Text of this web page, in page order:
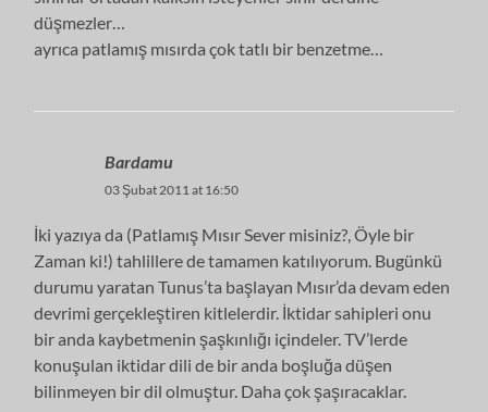
düşmezler…
ayrıca patlamış mısırda çok tatlı bir benzetme…
Bardamu
03 Şubat 2011 at 16:50
İki yazıya da (Patlamış Mısır Sever misiniz?, Öyle bir
Zaman ki!) tahlillere de tamamen katılıyorum. Bugünkü
durumu yaratan Tunus’ta başlayan Mısır’da devam eden
devrimi gerçekleştiren kitlelerdir. İktidar sahipleri onu
bir anda kaybetmenin şaşkınlığı içindeler. TV’lerde
konuşulan iktidar dili de bir anda boşluğa düşen
bilinmeyen bir dil olmuştur. Daha çok şaşıracaklar.